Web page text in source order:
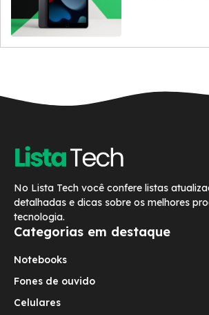
No Lista Tech você confere listas
detalhadas e dicas sobre os melhores
tecnologia.
Categorias em destaque
Notebooks
Fones de ouvido
Celulares